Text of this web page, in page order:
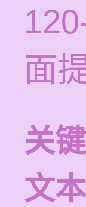
面
关键
文